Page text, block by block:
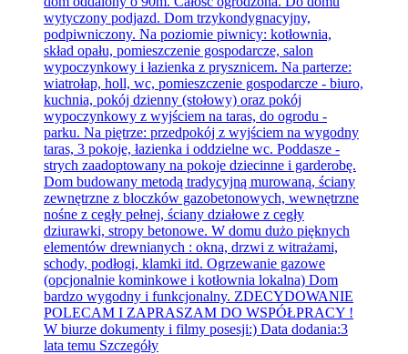
wytyczony podjazd. Dom trzykondygnacyjny,
podpiwniczony. Na poziomie piwnicy: kotłownia,
skład opału, pomieszczenie gospodarcze, salon
wypoczynkowy i łazienka z prysznicem. Na parterze:
wiatrołap, holl, wc, pomieszczenie gospodarcze - biuro,
kuchnia, pokój dzienny (stołowy) oraz pokój
wypoczynkowy z wyjściem na taras, do ogrodu -
parku. Na piętrze: przedpokój z wyjściem na wygodny
taras, 3 pokoje, łazienka i oddzielne wc. Poddasze -
strych zaadoptowany na pokoje dziecinne i garderobę.
Dom budowany metodą tradycyjną murowaną, ściany
zewnętrzne z bloczków gazobetonowych, wewnętrzne
nośne z cegły pełnej, ściany działowe z cegły
dziurawki, stropy betonowe. W domu dużo pięknych
elementów drewnianych : okna, drzwi z witrażami,
schody, podłogi, klamki itd. Ogrzewanie gazowe
(opcjonalnie kominkowe i kotłownia lokalna) Dom
bardzo wygodny i funkcjonalny. ZDECYDOWANIE
POLECAM I ZAPRASZAM DO WSPÓŁPRACY !
W biurze dokumenty i filmy posesji:) Data dodania:3
lata temu Szczegóły